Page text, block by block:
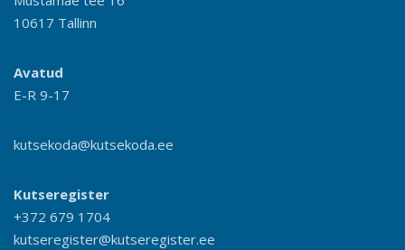
10617 Tallinn
Avatud
E-R 9-17
kutsekoda@kutsekoda.ee
Kutseregister
+372 679 1704
kutseregister@kutseregister.ee